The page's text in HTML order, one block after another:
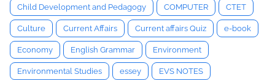
Child Development and Pedagogy COMPUTER CTET
Culture Current Affairs Current affairs Quiz e-book
Economy English Grammar Environment
Environmental Studies essey EVS NOTES